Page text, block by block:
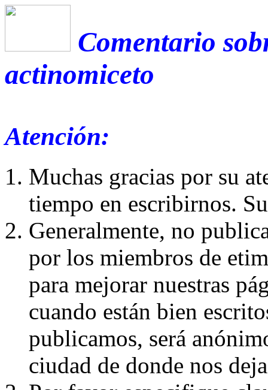
Comentario
actinomiceto
Atención:
Muchas gracias por su
tiempo en escribirnos.
Generalmente, no
por los miembros de
para mejorar nuestras
cuando están bien
publicamos, será
ciudad de donde nos